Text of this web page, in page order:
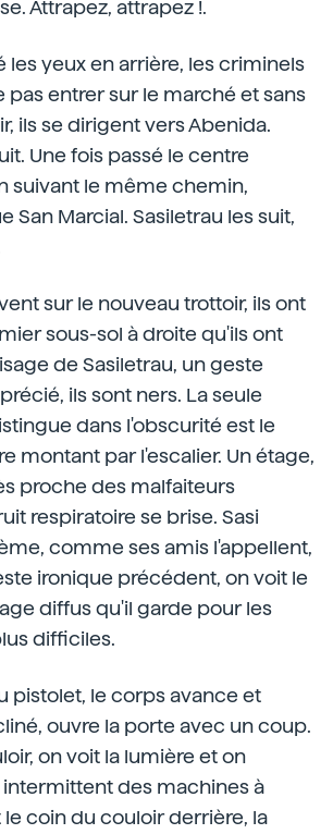
Attrapez, attrapez !.
les yeux en arrière, les criminels
entrer sur le marché et sans
ils se dirigent vers Abenida.
Une fois passé le centre
suivant le même chemin,
San Marcial. Sasiletrau les suit,
sur le nouveau trottoir, ils ont
sous-sol à droite qu'ils ont
de Sasiletrau, un geste
ils sont ners. La seule
dans l'obscurité est le
montant par l'escalier. Un étage,
proche des malfaiteurs
respiratoire se brise. Sasi
comme ses amis l'appellent,
ironique précédent, on voit le
diffus qu'il garde pour les
difficiles.
pistolet, le corps avance et
ouvre la porte avec un coup.
on voit la lumière et on
des machines à
le coin du couloir derrière, la